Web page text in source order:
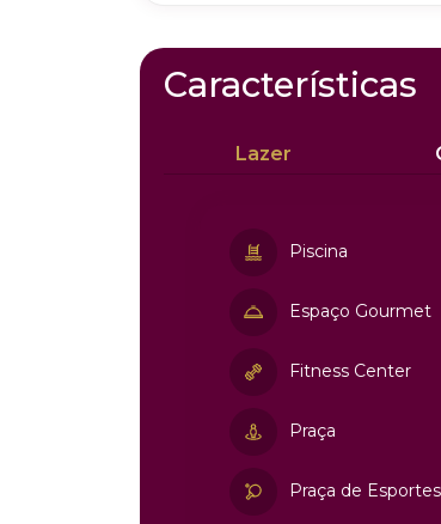
Características
Lazer
Piscina
Espaço Gourmet
Fitness Center
Praça
Praça de Esportes